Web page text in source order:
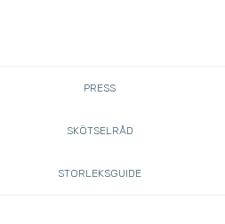
PRESS
SKÖTSELRÅD
STORLEKSGUIDE